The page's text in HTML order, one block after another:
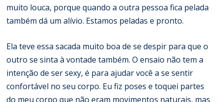
muito louca, porque quando a outra pessoa fica pelada
também dá um alívio. Estamos peladas e pronto.
Ela teve essa sacada muito boa de se despir para que o
outro se sinta à vontade também. O ensaio não tem a
intenção de ser sexy, é para ajudar você a se sentir
confortável no seu corpo. Eu fiz poses e toquei partes
do meu corpo que não eram movimentos naturais, mas